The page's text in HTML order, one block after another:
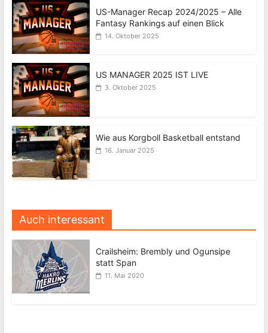
US-Manager Recap 2024/2025 – Alle
Fantasy Rankings auf einen Blick
14. Oktober 2025
US MANAGER 2025 IST LIVE
3. Oktober 2025
Wie aus Korgboll Basketball entstand
16. Januar 2025
Auch interessant
Crailsheim: Brembly und Ogunsipe
statt Span
11. Mai 2020